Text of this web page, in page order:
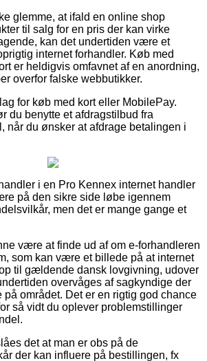
glemme, at ifald en online shop
til salg for en pris der kan virke
kan det undertiden være et
internet forhandler. Køb med
er heldigvis omfavnet af en anordning,
overfor falske webbutikker.
for køb med kort eller MobilePay.
du benytte et afdragstilbud fra
når du ønsker at afdrage betalingen i
i en Pro Kennex internet handler
på den sikre side løbe igennem
men det er mange gange et
være at finde ud af om e-forhandleren
som kan være et billede på at internet
til gældende dansk lovgivning, udover
overvåges af sagkyndige der
på området. Det er en rigtig god chance
så vidt du oplever problemstillinger
det at man er obs på de
der kan influere på bestillingen, fx